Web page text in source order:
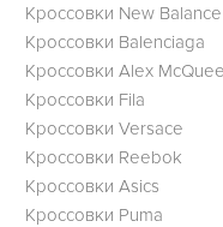
Кроссовки New Balance
Кроссовки Balenciaga
Кроссовки Alex
Кроссовки Fila
Кроссовки Versace
Кроссовки Reebok
Кроссовки Asics
Кроссовки Puma